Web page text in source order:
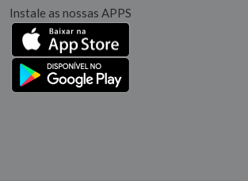
Instale as nossas APPS